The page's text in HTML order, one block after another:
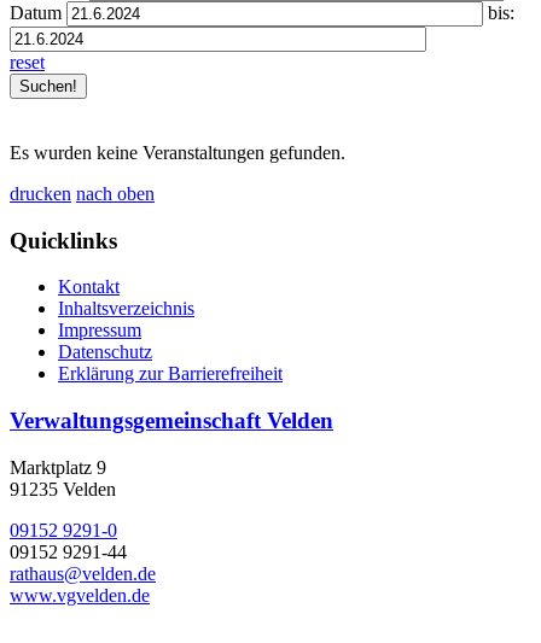
Datum
bis:
reset
Es wurden keine Veranstaltungen gefunden.
drucken nach oben
Quicklinks
Kontakt
Inhaltsverzeichnis
Impressum
Datenschutz
Erklärung zur Barrierefreiheit
Verwaltungsgemeinschaft Velden
Marktplatz 9
91235 Velden
09152 9291-0
09152 9291-44
rathaus@velden.de
www.vgvelden.de